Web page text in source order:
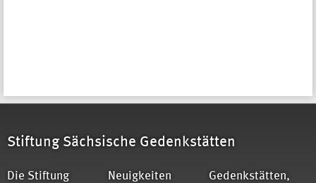
Stiftung Sächsische Gedenkstätten
Die Stiftung Neuigkeiten
Gedenkstätten,